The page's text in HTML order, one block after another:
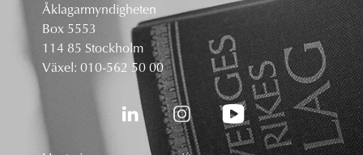
Åklagarmyndigheten
Box 5553
114 85 Stockholm
Växel: 010-562 50 00